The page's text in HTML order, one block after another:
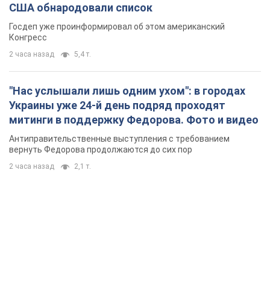
США обнародовали список
Госдеп уже проинформировал об этом американский
Конгресс
2 часа назад 5,4 т.
"Нас услышали лишь одним ухом": в городах
Украины уже 24-й день подряд проходят
митинги в поддержку Федорова. Фото и видео
Антиправительственные выступления с требованием
вернуть Федорова продолжаются до сих пор
2 часа назад 2,1 т.